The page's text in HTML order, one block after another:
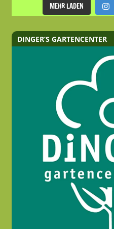
MEHR LADEN
DINGER’S GARTENCENTER